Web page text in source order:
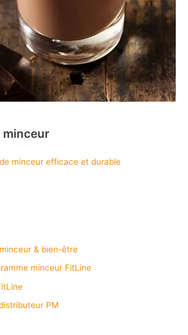
minceur
minceur efficace et durable
& bien-être
minceur FitLine
PM